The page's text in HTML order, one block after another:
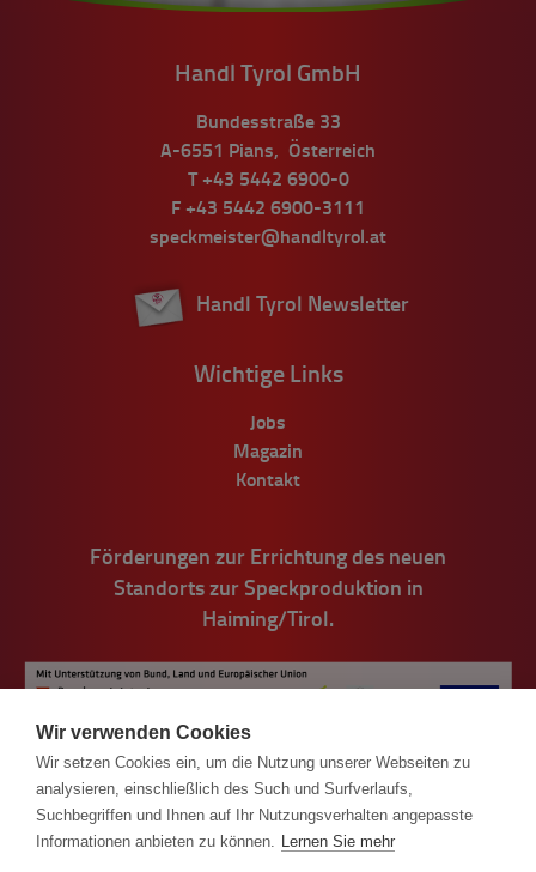
Handl Tyrol GmbH
Bundesstraße 33
A-6551
Pians, Österreich
T +43 5442 6900-0
F +43 5442 6900-3111
speckmeister@handltyrol.at
Handl Tyrol Newsletter
Wichtige Links
Jobs
Magazin
Kontakt
Förderungen zur Errichtung des neuen
Standorts zur Speckproduktion in
Haiming/Tirol.
Wir verwenden Cookies
Wir setzen Cookies ein, um die Nutzung unserer Webseiten zu
analysieren, einschließlich des Such und Surfverlaufs,
Suchbegriffen und Ihnen auf Ihr Nutzungsverhalten angepasste
Informationen anbieten zu können. Lernen Sie mehr